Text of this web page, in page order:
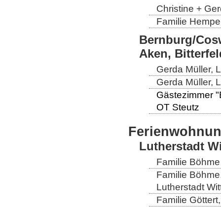
Christine +
Familie
Bernburg/
Aken,
Gerda Müller,
Gerda Müller,
Gästezimmer
OT Steutz
Lutherstadt
Familie
Familie
Lutherstadt
Familie